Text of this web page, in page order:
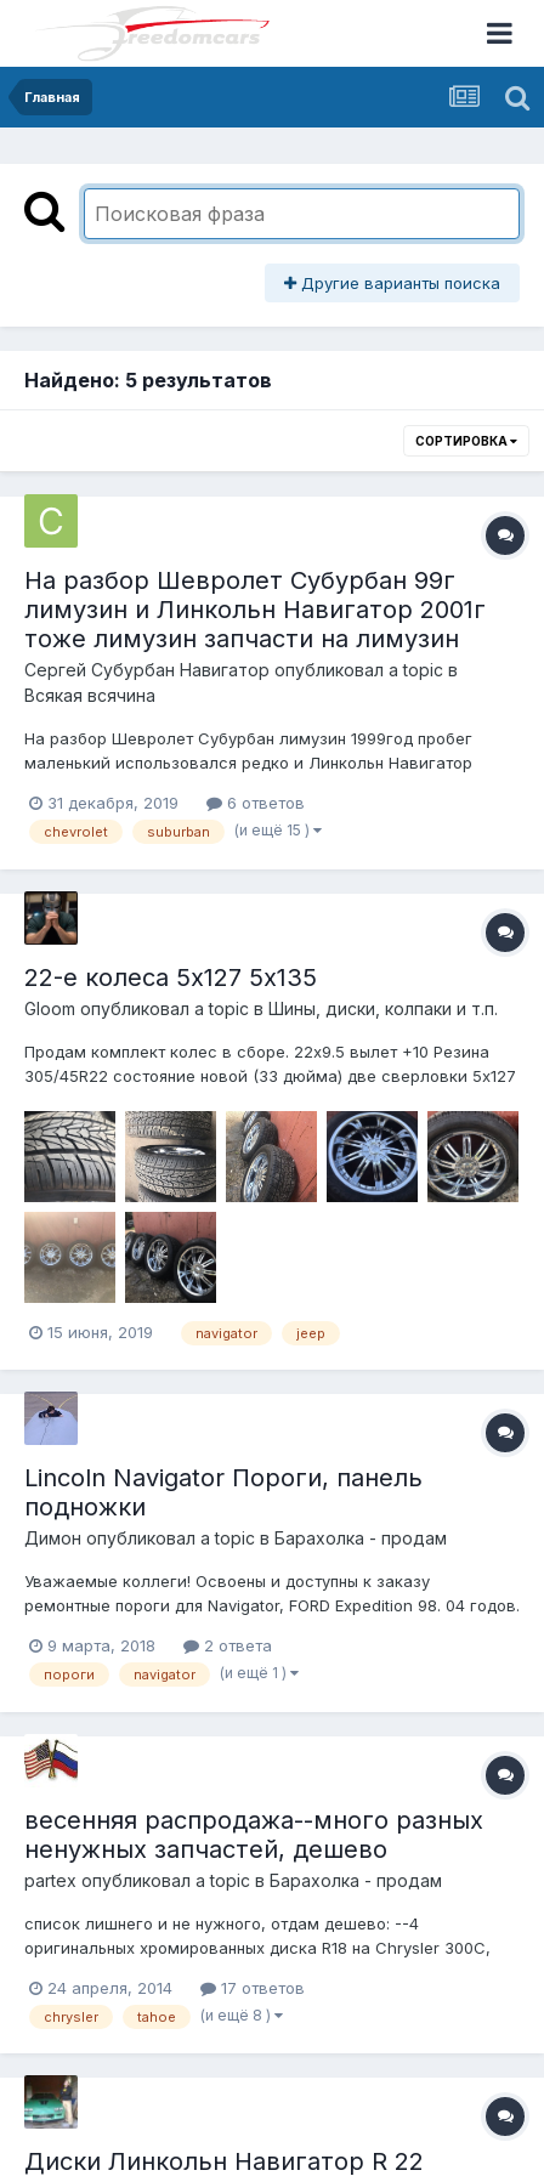
Главная
Другие варианты поиска
Найдено: 5 результатов
СОРТИРОВКА
На разбор Шевролет Субурбан 99г
лимузин и Линкольн Навигатор 2001г
тоже лимузин запчасти на лимузин
Сергей Субурбан Навигатор опубликовал a topic в
Всякая всячина
На разбор Шевролет Субурбан лимузин 1999год пробег
маленький использовался редко и Линкольн Навигатор
в хорошем состоянии двери крылья ржавчины нет. Еще есть
двигатель турбодизель 6.5 от Хаммер Н-1, КПП и мост в
31 декабря, 2019 6 ответов
chevrolet suburban (и ещё 15 )
22-е колеса 5х127 5х135
Gloom опубликовал a topic в Шины, диски, колпаки и т.п.
Продам комплект колес в сборе. 22х9.5 вылет +10 Резина
305/45R22 состояние новой (33 дюйма) две сверловки 5х127
15 июня, 2019 navigator jeep
Lincoln Navigator Пороги, панель
подножки
Димон опубликовал a topic в Барахолка - продам
Уважаемые коллеги! Освоены и доступны к заказу
ремонтные пороги для Navigator, FORD Expedition 98. 04 годов.
стоимость панелей подножки 6200 р за 2 шт. Пороги
изготовлены из оц стали 1.2 мм , панель подножки из оц
9 марта, 2018 2 ответа
пороги navigator (и ещё 1 )
весенняя распродажа--много разных
ненужных запчастей, дешево
partex опубликовал a topic в Барахолка - продам
список лишнего и не нужного, отдам дешево: --4
оригинальных хромированных диска R18 на Chrysler 300C,
96 Chevy VAN --передняя левая дверь оригинал на 2000-
2006 Тахо, GM# 15017223 --задний редуктор б/у на 2006
24 апреля, 2014 17 ответов
chrysler tahoe (и ещё 8 )
Диски Линкольн Навигатор R 22